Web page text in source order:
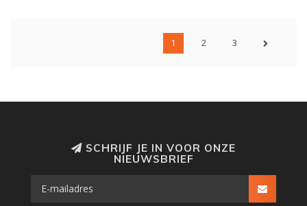
1 2 3
SCHRIJF JE IN VOOR ONZE
NIEUWSBRIEF